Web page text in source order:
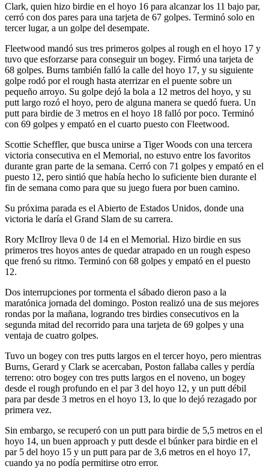
Clark, quien hizo birdie en el hoyo 16 para alcanzar los 11 bajo par,
cerró con dos pares para una tarjeta de 67 golpes. Terminó solo en
tercer lugar, a un golpe del desempate.
Fleetwood mandó sus tres primeros golpes al rough en el hoyo 17 y
tuvo que esforzarse para conseguir un bogey. Firmó una tarjeta de
68 golpes. Burns también falló la calle del hoyo 17, y su siguiente
golpe rodó por el rough hasta aterrizar en el puente sobre un
pequeño arroyo. Su golpe dejó la bola a 12 metros del hoyo, y su
putt largo rozó el hoyo, pero de alguna manera se quedó fuera. Un
putt para birdie de 3 metros en el hoyo 18 falló por poco. Terminó
con 69 golpes y empató en el cuarto puesto con Fleetwood.
Scottie Scheffler, que busca unirse a Tiger Woods con una tercera
victoria consecutiva en el Memorial, no estuvo entre los favoritos
durante gran parte de la semana. Cerró con 71 golpes y empató en el
puesto 12, pero sintió que había hecho lo suficiente bien durante el
fin de semana como para que su juego fuera por buen camino.
Su próxima parada es el Abierto de Estados Unidos, donde una
victoria le daría el Grand Slam de su carrera.
Rory McIlroy lleva 0 de 14 en el Memorial. Hizo birdie en sus
primeros tres hoyos antes de quedar atrapado en un rough espeso
que frenó su ritmo. Terminó con 68 golpes y empató en el puesto
12.
Dos interrupciones por tormenta el sábado dieron paso a la
maratónica jornada del domingo. Poston realizó una de sus mejores
rondas por la mañana, logrando tres birdies consecutivos en la
segunda mitad del recorrido para una tarjeta de 69 golpes y una
ventaja de cuatro golpes.
Tuvo un bogey con tres putts largos en el tercer hoyo, pero mientras
Burns, Gerard y Clark se acercaban, Poston fallaba calles y perdía
terreno: otro bogey con tres putts largos en el noveno, un bogey
desde el rough profundo en el par 3 del hoyo 12, y un putt débil
para par desde 3 metros en el hoyo 13, lo que lo dejó rezagado por
primera vez.
Sin embargo, se recuperó con un putt para birdie de 5,5 metros en el
hoyo 14, un buen approach y putt desde el búnker para birdie en el
par 5 del hoyo 15 y un putt para par de 3,6 metros en el hoyo 17,
cuando ya no podía permitirse otro error.